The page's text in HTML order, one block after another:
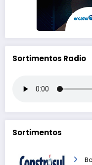
Sortimentos Radio
Sortimentos